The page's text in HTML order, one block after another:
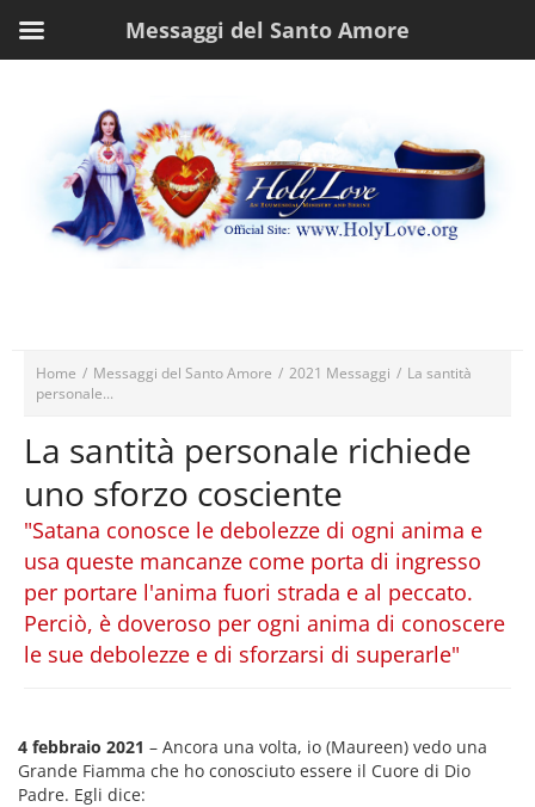
Home / Messaggi del Santo Amore / 2021 Messaggi / La santità
personale...
La santità personale richiede
uno sforzo cosciente
"Satana conosce le debolezze di ogni anima e
usa queste mancanze come porta di ingresso
per portare l'anima fuori strada e al peccato.
Perciò, è doveroso per ogni anima di conoscere
le sue debolezze e di sforzarsi di superarle"
4 febbraio 2021 – Ancora una volta, io (Maureen) vedo una
Grande Fiamma che ho conosciuto essere il Cuore di Dio
Padre. Egli dice:
Messaggi del Santo Amore